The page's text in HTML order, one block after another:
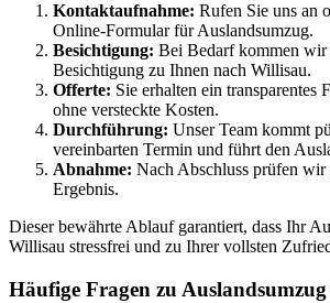
Kontaktaufnahme: Rufen Sie uns an
Online-Formular für Auslandsumzug.
Besichtigung: Bei Bedarf kommen wir
Besichtigung zu Ihnen nach Willisau.
Offerte: Sie erhalten ein transparentes
ohne versteckte Kosten.
Durchführung: Unser Team kommt
vereinbarten Termin und führt den
Abnahme: Nach Abschluss prüfen wir
Ergebnis.
Dieser bewährte Ablauf garantiert, dass Ihr
Willisau stressfrei und zu Ihrer vollsten
Häufige Fragen zu